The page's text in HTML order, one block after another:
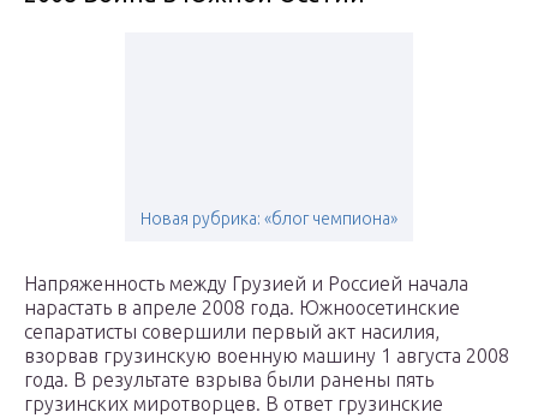
Новая рубрика: «блог чемпиона»
Напряженность между Грузией и Россией начала
нарастать в апреле 2008 года. Южноосетинские
сепаратисты совершили первый акт насилия,
взорвав грузинскую военную машину 1 августа 2008
года. В результате взрыва были ранены пять
грузинских миротворцев. В ответ грузинские